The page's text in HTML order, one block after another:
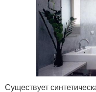
Существует